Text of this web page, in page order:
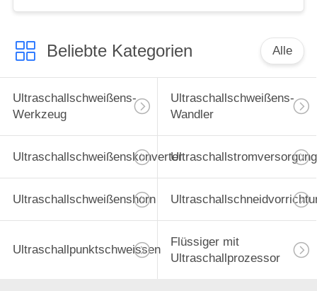
Beliebte Kategorien Alle
Ultraschallschweißens-
Werkzeug
Ultraschallschweißens-
Wandler
UltraschallschweißenskonverterUltraschallstromversorgung
Ultraschallschweißenshorn
Ultraschallpunktschweissen
Flüssiger mit
Ultraschallprozessor